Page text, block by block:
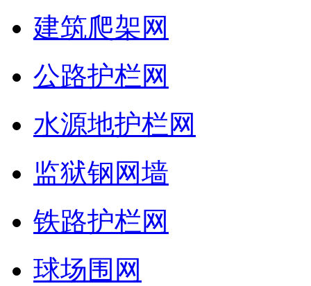
建筑爬架网
公路护栏网
水源地护栏网
监狱钢网墙
铁路护栏网
球场围网